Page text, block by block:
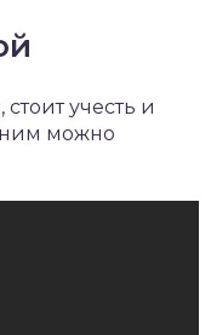
учесть и
ним можно